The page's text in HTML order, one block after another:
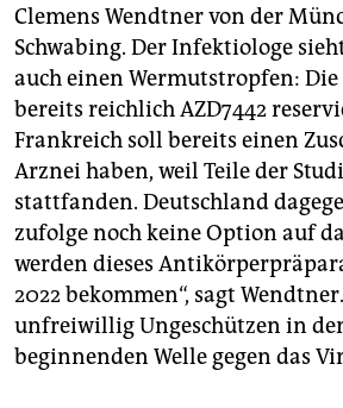
Clemens Wendtner von der
Schwabing. Der Infektio­loge
auch einen Wermutstropfen: Die
bereits reichlich AZD7442
Frankreich soll bereits einen
Arznei haben, weil Teile der
stattfanden. Deutschland
zufolge noch keine Option auf
werden dieses
2022 bekommen“, sagt
unfreiwillig Ungeschützen in
beginnenden Welle gegen das